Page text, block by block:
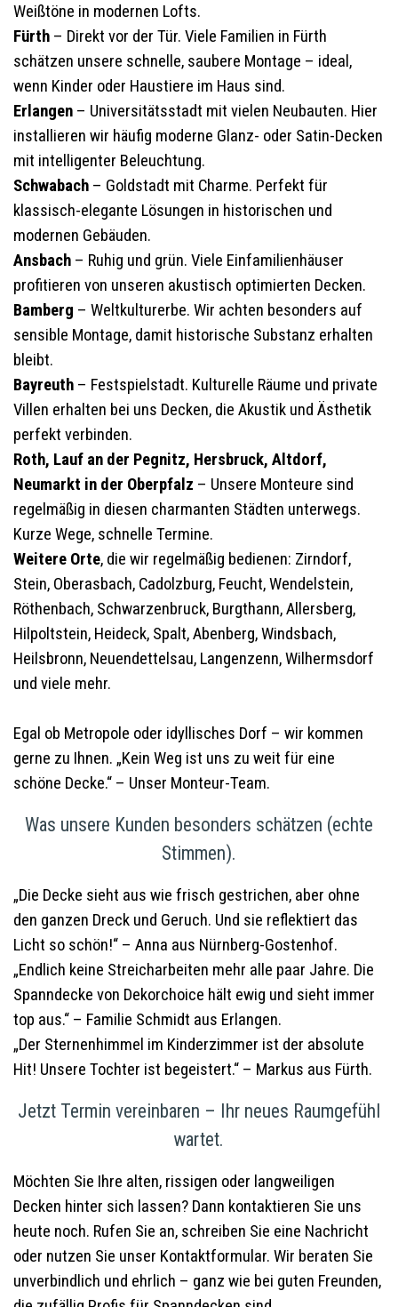
Weißtöne in modernen Lofts.
Fürth – Direkt vor der Tür. Viele Familien in Fürth
schätzen unsere schnelle, saubere Montage – ideal,
wenn Kinder oder Haustiere im Haus sind.
Erlangen – Universitätsstadt mit vielen Neubauten. Hier
installieren wir häufig moderne Glanz- oder Satin-Decken
mit intelligenter Beleuchtung.
Schwabach – Goldstadt mit Charme. Perfekt für
klassisch-elegante Lösungen in historischen und
modernen Gebäuden.
Ansbach – Ruhig und grün. Viele Einfamilienhäuser
profitieren von unseren akustisch optimierten Decken.
Bamberg – Weltkulturerbe. Wir achten besonders auf
sensible Montage, damit historische Substanz erhalten
bleibt.
Bayreuth – Festspielstadt. Kulturelle Räume und private
Villen erhalten bei uns Decken, die Akustik und Ästhetik
perfekt verbinden.
Roth, Lauf an der Pegnitz, Hersbruck, Altdorf,
Neumarkt in der Oberpfalz – Unsere Monteure sind
regelmäßig in diesen charmanten Städten unterwegs.
Kurze Wege, schnelle Termine.
Weitere Orte, die wir regelmäßig bedienen: Zirndorf,
Stein, Oberasbach, Cadolzburg, Feucht, Wendelstein,
Röthenbach, Schwarzenbruck, Burgthann, Allersberg,
Hilpoltstein, Heideck, Spalt, Abenberg, Windsbach,
Heilsbronn, Neuendettelsau, Langenzenn, Wilhermsdorf
und viele mehr.
Egal ob Metropole oder idyllisches Dorf – wir kommen
gerne zu Ihnen. „Kein Weg ist uns zu weit für eine
schöne Decke.“ – Unser Monteur-Team.
Was unsere Kunden besonders schätzen (echte
Stimmen).
„Die Decke sieht aus wie frisch gestrichen, aber ohne
den ganzen Dreck und Geruch. Und sie reflektiert das
Licht so schön!“ – Anna aus Nürnberg-Gostenhof.
„Endlich keine Streicharbeiten mehr alle paar Jahre. Die
Spanndecke von Dekorchoice hält ewig und sieht immer
top aus.“ – Familie Schmidt aus Erlangen.
„Der Sternenhimmel im Kinderzimmer ist der absolute
Hit! Unsere Tochter ist begeistert.“ – Markus aus Fürth.
Jetzt Termin vereinbaren – Ihr neues Raumgefühl
wartet.
Möchten Sie Ihre alten, rissigen oder langweiligen
Decken hinter sich lassen? Dann kontaktieren Sie uns
heute noch. Rufen Sie an, schreiben Sie eine Nachricht
oder nutzen Sie unser Kontaktformular. Wir beraten Sie
unverbindlich und ehrlich – ganz wie bei guten Freunden,